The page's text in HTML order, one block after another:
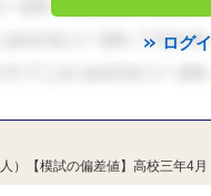
ログ
人）【模試の偏差値】高校三年